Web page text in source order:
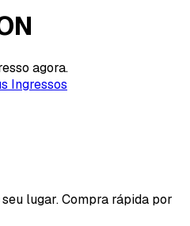
agora.
Ingressos
lugar. Compra rápida por